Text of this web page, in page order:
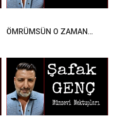
ÖMRÜMSÜN O ZAMAN…